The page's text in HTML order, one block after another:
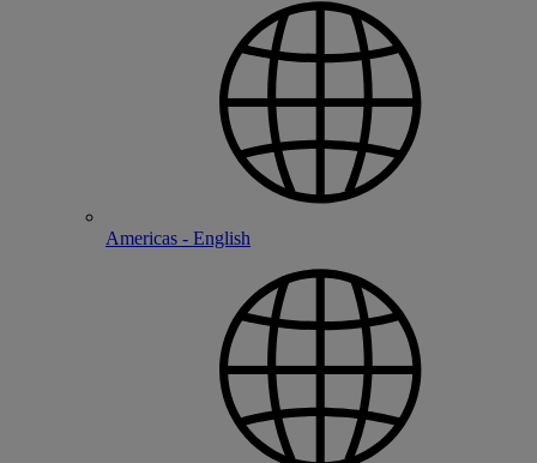
Americas - English